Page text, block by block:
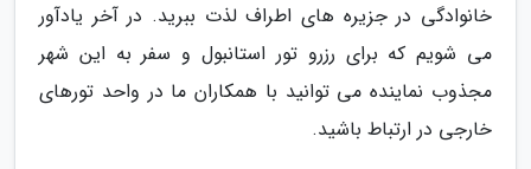
خانوادگی در جزیره های اطراف لذت ببرید. در آخر یادآور
می شویم که برای رزرو تور استانبول و سفر به این شهر
مجذوب نماینده می توانید با همکاران ما در واحد تورهای
خارجی در ارتباط باشید.